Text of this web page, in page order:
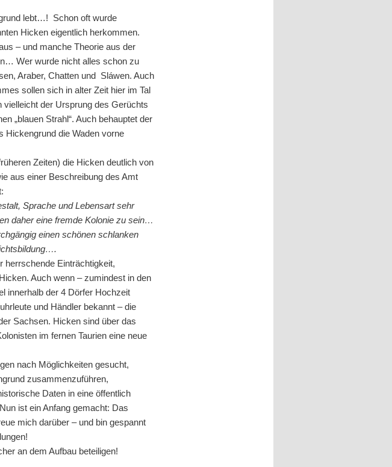
lebt…! Schon oft wurde
Hicken eigentlich herkommen.
– und manche Theorie aus der
Wer wurde nicht alles schon zu
Araber, Chatten und Sláwen. Auch
sollen sich in alter Zeit hier im Tal
der Ursprung des Gerüchts
„blauen Strahl“. Auch behauptet der
Hickengrund die Waden vorne
Zeiten) die Hicken deutlich von
aus einer Beschreibung des Amt
Sprache und Lebensart sehr
daher eine fremde Kolonie zu sein…
einen schönen schlanken
herrschende Einträchtigkeit,
Auch wenn – zumindest in den
innerhalb der 4 Dörfer Hochzeit
und Händler bekannt – die
Sachsen. Hicken sind über das
im fernen Taurien eine neue
nach Möglichkeiten gesucht,
zusammenzuführen,
Daten in eine öffentlich
ist ein Anfang gemacht: Das
mich darüber – und bin gespannt
an dem Aufbau beteiligen!